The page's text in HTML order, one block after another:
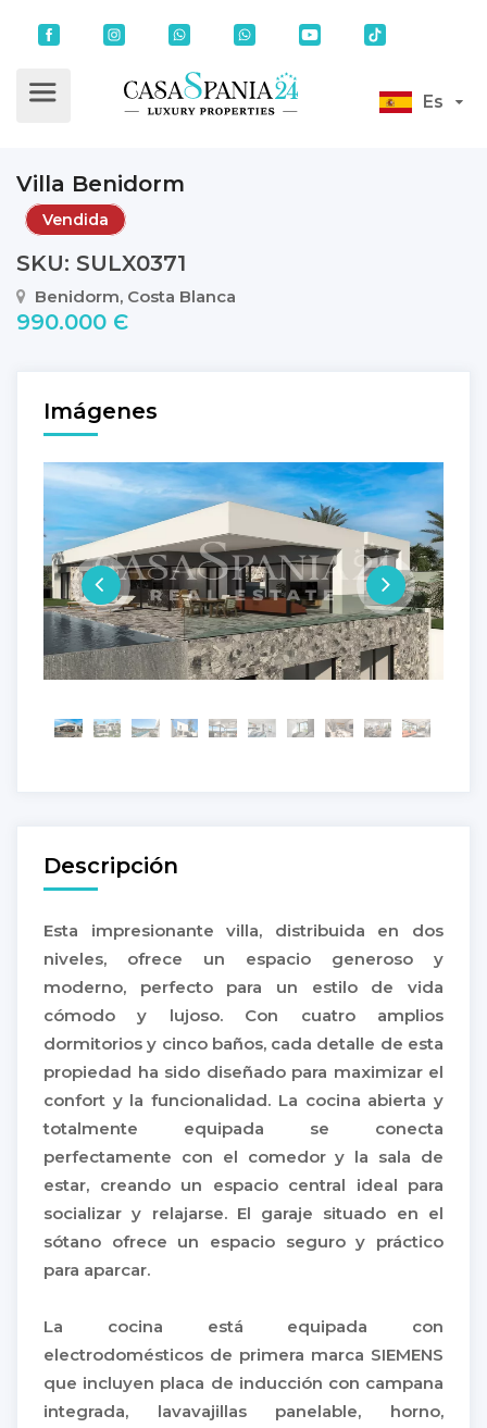
Es
Villa Benidorm
Vendida
SKU: SULX0371
Benidorm, Costa Blanca
990.000 Є
Imágenes
Descripción
Esta impresionante villa, distribuida en dos
niveles, ofrece un espacio generoso y
moderno, perfecto para un estilo de vida
cómodo y lujoso. Con cuatro amplios
dormitorios y cinco baños, cada detalle de esta
propiedad ha sido diseñado para maximizar el
confort y la funcionalidad. La cocina abierta y
totalmente equipada se conecta
perfectamente con el comedor y la sala de
estar, creando un espacio central ideal para
socializar y relajarse. El garaje situado en el
sótano ofrece un espacio seguro y práctico
para aparcar.
La cocina está equipada con
electrodomésticos de primera marca SIEMENS
que incluyen placa de inducción con campana
integrada, lavavajillas panelable, horno,